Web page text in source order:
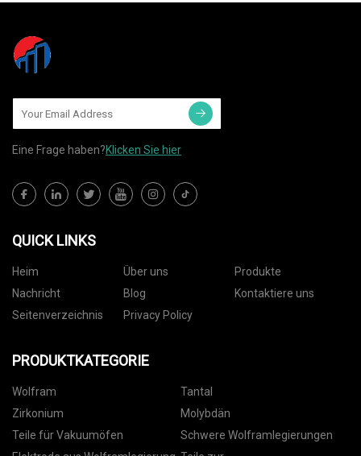
Eine Frage haben?Klicken Sie hier
QUICK LINKS
Heim Über uns
Produkte
Nachricht
Blog
Kontaktiere uns
Seitenverzeichnis
Privacy Policy
PRODUKTKATEGORIE
Wolfram
Tantal
Zirkonium
Molybdän
Teile für Vakuumöfen
Schwere Wolframlegierungen